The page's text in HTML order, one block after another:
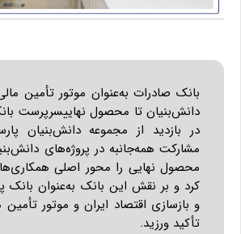
بانک صادرات به‌عنوان موتور تأمین
دانش‌بنیان تا محصول نهاییسرپرست
در بازدید از مجموعه دانش‌بنیان
مشارکت همه‌جانبه در پروژه‌های
محصول نهایی را محور اصلی
کرد و بر نقش این بانک به‌عنوان بانک
و بازسازی اقتصاد ایران و موتور تأمین
تأکید ورزید.